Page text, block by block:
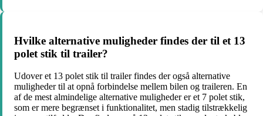
Hvilke alternative muligheder findes der til et 13
polet stik til trailer?
Udover et 13 polet stik til trailer findes der også alternative
muligheder til at opnå forbindelse mellem bilen og traileren. En
af de mest almindelige alternative muligheder er et 7 polet stik,
som er mere begrænset i funktionalitet, men stadig tilstrækkelig